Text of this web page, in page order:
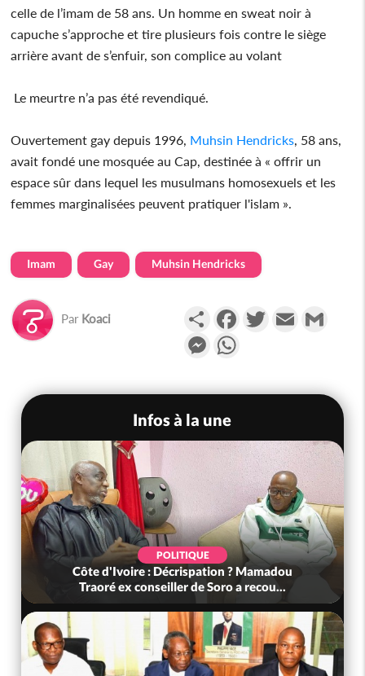
celle de l’imam de 58 ans. Un homme en sweat noir à
capuche s’approche et tire plusieurs fois contre le siège
arrière avant de s’enfuir, son complice au volant
Le meurtre n’a pas été revendiqué.
Ouvertement gay depuis 1996, Muhsin Hendricks , 58 ans,
avait fondé une mosquée au Cap, destinée à « offrir un
espace sûr dans lequel les musulmans homosexuels et les
femmes marginalisées peuvent pratiquer l'islam ».
Imam Gay Muhsin Hendricks
Par Koaci PartagerFacebookTwitterEmail
Messenger
Infos à la une
POLITIQUE
Côte d'Ivoire : Décrispation ? Mamadou
Traoré ex conseiller de Soro a recou...